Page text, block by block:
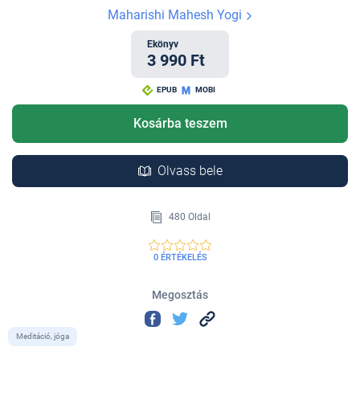
Maharishi Mahesh Yogi
Ekönyv
3 990 Ft
EPUB MOBI
Kosárba teszem
Olvass bele
480 Oldal
0 ÉRTÉKELÉS
Megosztás
Meditáció, jóga